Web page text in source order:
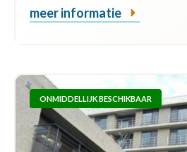
meer informatie
ONMIDDELLIJK BESCHIKBAAR